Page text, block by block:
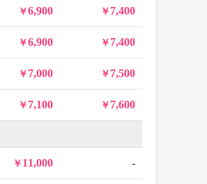
6,900 7,400
6,900 7,400
7,000 7,500
7,100 7,600
11,000 -